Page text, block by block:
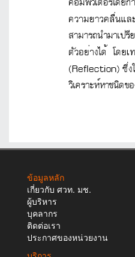
ข้อมูลหลัก
เกี่ยวกับ ศวท. มช.
ผู้บริหาร
บุคลากร
ติดต่อเรา
ประกาศของหน่วยงาน